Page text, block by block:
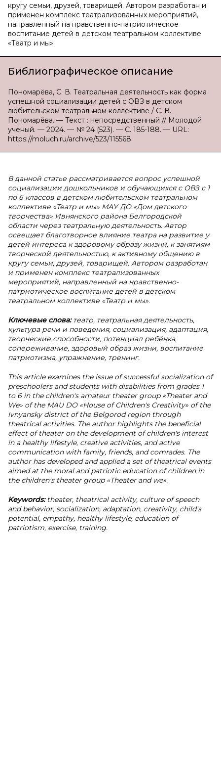
кругу семьи, друзей, товарищей. Автором разработан и
применен комплекс театрализованных мероприятий,
направленный на нравственно-патриотическое
воспитание детей в детском театральном коллективе
«Театр и мы».
Библиографическое описание
Пономарёва, С. В. Театральная деятельность как форма
успешной социализации детей с ОВЗ в детском
любительском театральном коллективе / С. В.
Пономарёва. — Текст : непосредственный // Молодой
ученый. — 2024. — № 24 (523). — С. 185-188. — URL:
https://moluch.ru/archive/523/115568.
В данной статье рассматривается вопрос успешной
социализации дошкольников и обучающихся с ОВЗ с 1
по 6 классов в детском любительском театральном
коллективе «Театр и мы» МАУ ДО «Дом детского
творчества» Ивнянского района Белгородской
области через театральную деятельность. Автор
освещает благотворное влияние театра на развитие у
детей интереса к здоровому образу жизни, к занятиям
творческой деятельностью, к активному общению в
кругу семьи, друзей, товарищей. Автором разработан
и применен комплекс театрализованных
мероприятий, направленный на нравственно-
патриотическое воспитание детей в детском
театральном коллективе «Театр и мы».
Ключевые слова:театр, театральная деятельность,
культура речи и поведения, социализация, адаптация,
творческие способности, потенциал ребёнка,
сопереживание, здоровый образ жизни, воспитание
патриотизма, упражнение, тренинг.
This article examines the issue of successful socialization of
preschoolers and students with disabilities from grades 1
to 6 in the children's amateur theater group «Theater and
We» of the MAU DO «House of Children's Creativity» of the
Ivnyansky district of the Belgorod region through
theatrical activities. The author highlights the beneficial
effect of theater on the development of children's interest
in a healthy lifestyle, creative activities, and active
communication with family, friends, and comrades. The
author has developed and applied a set of theatrical events
aimed at the moral and patriotic education of children in
the children's theater group «Theater and we».
Keywords: theater, theatrical activity, culture of speech
and behavior, socialization, adaptation, creativity, child's
potential, empathy, healthy lifestyle, education of
patriotism, exercise, training.